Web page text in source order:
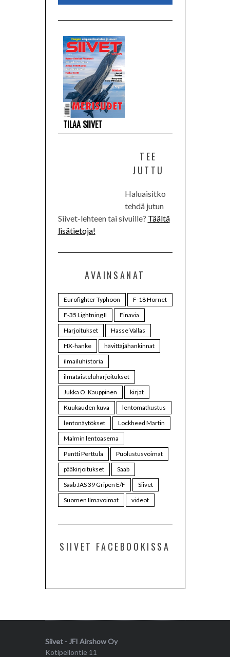
TILAA SIIVET
TEE
JUTTU
Haluaisitko
tehdä jutun
Siivet-lehteen tai sivuille? Täältä
lisätietoja!
AVAINSANAT
Eurofighter Typhoon
F-18 Hornet
F-35 Lightning II
Finavia
Harjoitukset
Hasse Vallas
HX-hanke
hävittäjähankinnat
ilmailuhistoria
ilmataisteluharjoitukset
Jukka O. Kauppinen
kirjat
Kuukauden kuva
lentomatkustus
lentonäytökset
Lockheed Martin
Malmin lentoasema
Pentti Perttula
Puolustusvoimat
pääkirjoitukset
Saab
Saab JAS 39 Gripen E/F
Siivet
Suomen Ilmavoimat
videot
SIIVET FACEBOOKISSA
Siivet - JFI Airshow Oy
Kotipellontie 11